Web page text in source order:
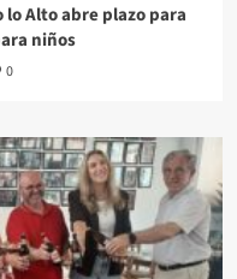
lo Alto abre plazo para
niños
0